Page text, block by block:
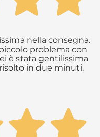
nella consegna.
problema con
è stata gentilissima
in due minuti.